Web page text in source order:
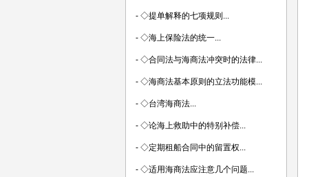
- ◇提单解释的七项规则...
- ◇海上保险法的统一...
- ◇合同法与海商法冲突时的法律...
- ◇海商法基本原则的立法功能模...
- ◇台湾海商法...
- ◇论海上救助中的特别补偿...
- ◇定期租船合同中的留置权...
- ◇适用海商法应注意几个问题...